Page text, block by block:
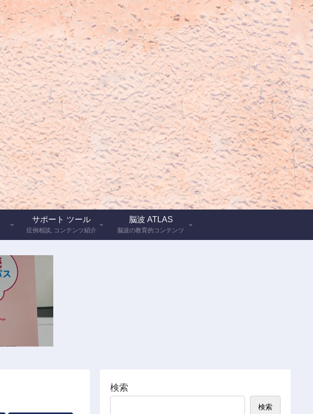
サポート ツール
症例相談, コンテンツ紹介
脳波 ATLAS
脳波の教育的コンテンツ
検索
検索